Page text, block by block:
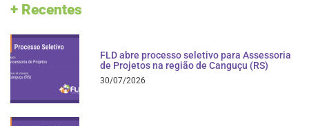
+ Recentes
FLD abre processo seletivo para Assessoria
de Projetos na região de Canguçu (RS)
30/07/2026